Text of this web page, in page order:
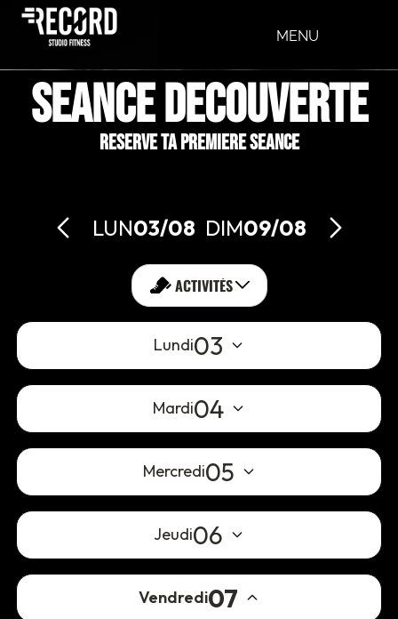
MENU
SEANCE DECOUVERTE
RESERVE TA PREMIERE SEANCE
LUN03/08 DIM09/08
ACTIVITÉS
Lundi03
Mardi04
Mercredi05
Jeudi06
Vendredi07